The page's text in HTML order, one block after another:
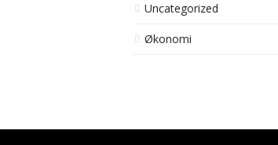
Uncategorized
Økonomi